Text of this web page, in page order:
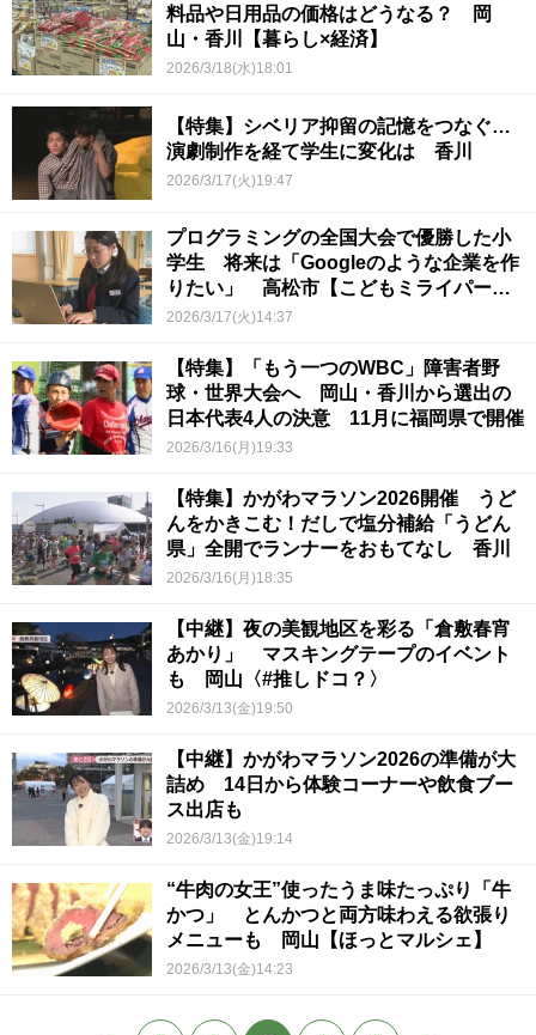
料品や日用品の価格はどうなる？ 岡
山・香川【暮らし×経済】
2026/3/18(水)18:01
【特集】シベリア抑留の記憶をつなぐ…
演劇制作を経て学生に変化は 香川
2026/3/17(火)19:47
プログラミングの全国大会で優勝した小
学生 将来は「Googleのような企業を作
りたい」 高松市【こどもミライパー
ク】
2026/3/17(火)14:37
【特集】「もう一つのWBC」障害者野
球・世界大会へ 岡山・香川から選出の
日本代表4人の決意 11月に福岡県で開催
2026/3/16(月)19:33
【特集】かがわマラソン2026開催 うど
んをかきこむ！だしで塩分補給「うどん
県」全開でランナーをおもてなし 香川
2026/3/16(月)18:35
【中継】夜の美観地区を彩る「倉敷春宵
あかり」 マスキングテープのイベント
も 岡山〈#推しドコ？〉
2026/3/13(金)19:50
【中継】かがわマラソン2026の準備が大
詰め 14日から体験コーナーや飲食ブー
ス出店も
2026/3/13(金)19:14
“牛肉の女王”使ったうま味たっぷり「牛
かつ」 とんかつと両方味わえる欲張り
メニューも 岡山【ほっとマルシェ】
2026/3/13(金)14:23